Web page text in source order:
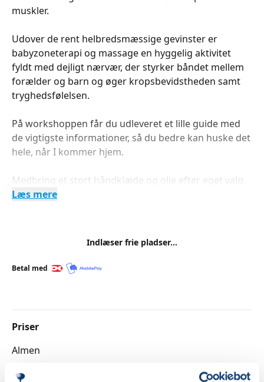
muskler.
Udover de rent helbredsmæssige gevinster er
babyzoneterapi og massage en hyggelig aktivitet
fyldt med dejligt nærvær, der styrker båndet mellem
forælder og barn og øger kropsbevidstheden samt
tryghedsfølelsen.
På workshoppen får du udleveret et lille guide med
de vigtigste informationer, så du bedre kan huske det
hele, når I kommer hjem.
Medbring et stort håndklæde og olie efter eget valg.
Læs mere
Indlæser frie pladser...
Betal med
Priser
Almen